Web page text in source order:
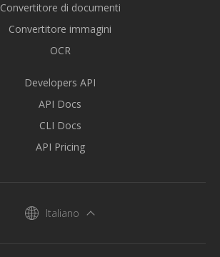
Convertitore di documenti
Convertitore immagini
OCR
Developers API
API Docs
CLI Docs
API Pricing
Italiano